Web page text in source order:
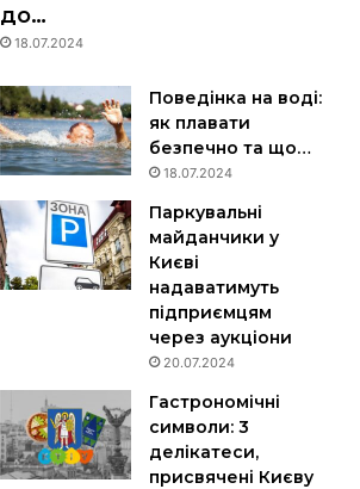
до…
18.07.2024
Поведінка на воді:
як плавати
безпечно та що…
18.07.2024
Паркувальні
майданчики у
Києві
надаватимуть
підприємцям
через аукціони
20.07.2024
Гастрономічні
символи: 3
делікатеси,
присвячені Києву